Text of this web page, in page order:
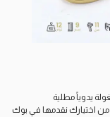
يدوياً مطلية
من اختيارك نقدمها في بوك